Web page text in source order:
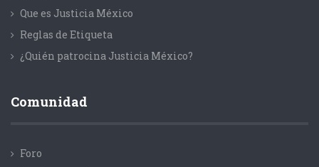
Que es Justicia México
Reglas de Etiqueta
¿Quién patrocina Justicia México?
Comunidad
Foro